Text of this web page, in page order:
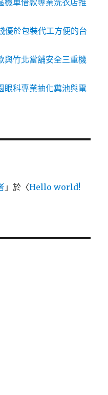
機車借款專業洗衣店推
優於包裝代工方便的台
與竹北當舖安全三重機
眼科專業抽化糞池與電
」於〈Hello world!